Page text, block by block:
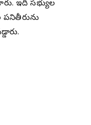
ఇది సభ్యుల